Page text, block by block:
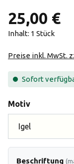
25,00 €
Inhalt: 1 Stück
Preise inkl. MwSt.
Sofort
Motivauswählen
Beschriftung